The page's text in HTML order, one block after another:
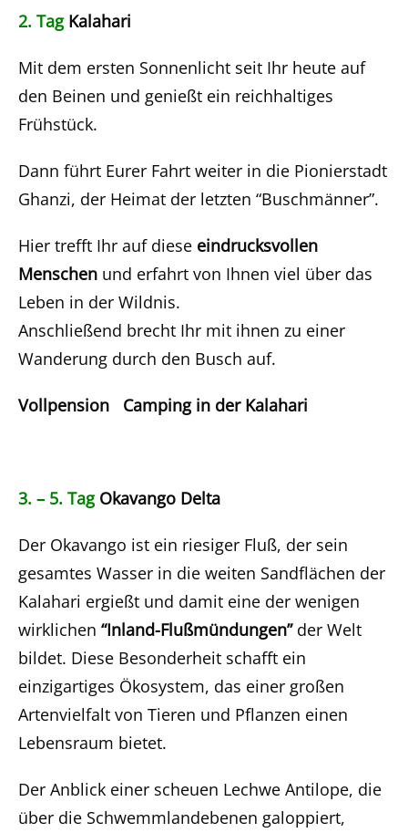
2. Tag Kalahari
Mit dem ersten Sonnenlicht seit Ihr heute auf
den Beinen und genießt ein reichhaltiges
Frühstück.
Dann führt Eurer Fahrt weiter in die Pionierstadt
Ghanzi, der Heimat der letzten “Buschmänner”.
Hier trefft Ihr auf diese eindrucksvollen
Menschen und erfahrt von Ihnen viel über das
Leben in der Wildnis.
Anschließend brecht Ihr mit ihnen zu einer
Wanderung durch den Busch auf.
Vollpension Camping in der Kalahari
3. – 5. Tag Okavango Delta
Der Okavango ist ein riesiger Fluß, der sein
gesamtes Wasser in die weiten Sandflächen der
Kalahari ergießt und damit eine der wenigen
wirklichen “Inland-Flußmündungen”der Welt
bildet. Diese Besonderheit schafft ein
einzigartiges Ökosystem, das einer großen
Artenvielfalt von Tieren und Pflanzen einen
Lebensraum bietet.
Der Anblick einer scheuen Lechwe Antilope, die
über die Schwemmlandebenen galoppiert,